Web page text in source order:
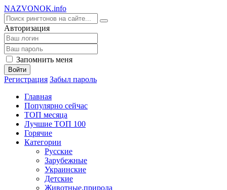
NAZVONOK.info
Авторизация
Запомнить меня
Войти
Регистрация Забыл пароль
Главная
Популярно сейчас
ТОП месяца
Лучшие ТОП 100
Горячие
Категории
Русские
Зарубежные
Украинские
Детские
Животные,природа